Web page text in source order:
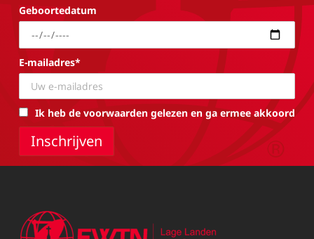
Geboortedatum
E-mailadres*
Ik heb de voorwaarden gelezen en ga ermee akkoord